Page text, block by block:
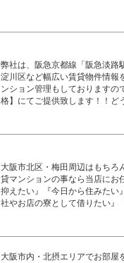
弊社は、阪急京都線「阪急淡路
淀川区など幅広い賃貸物件情報
ンション管理もしておりますの
格】にてご提供致します！！
大阪市北区・梅田周辺はもちろ
貸マンションの事なら当店にお
抑えたい』『今日から住みたい
社やお店の寮として借りたい』
大阪市内・北摂エリアでお部屋